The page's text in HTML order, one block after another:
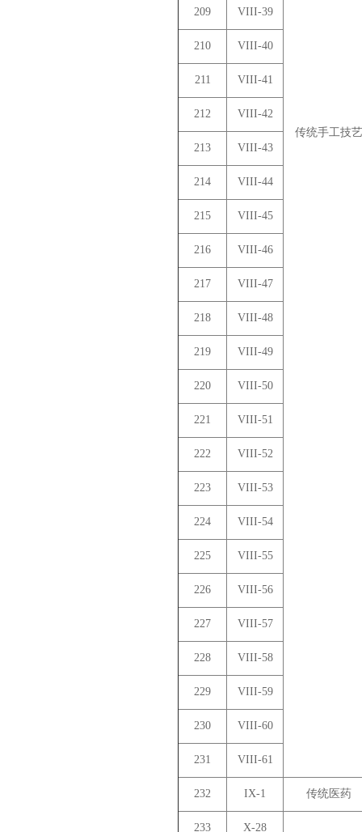
传统手工技艺
209 VIII-39
210 VIII-40
211 VIII-41
212 VIII-42
213 VIII-43
214 VIII-44
215 VIII-45
216 VIII-46
217 VIII-47
218 VIII-48
219 VIII-49
220 VIII-50
221 VIII-51
222 VIII-52
223 VIII-53
224 VIII-54
225 VIII-55
226 VIII-56
227 VIII-57
228 VIII-58
229 VIII-59
230 VIII-60
231 VIII-61
232 IX-1 传统医药
233 X-28